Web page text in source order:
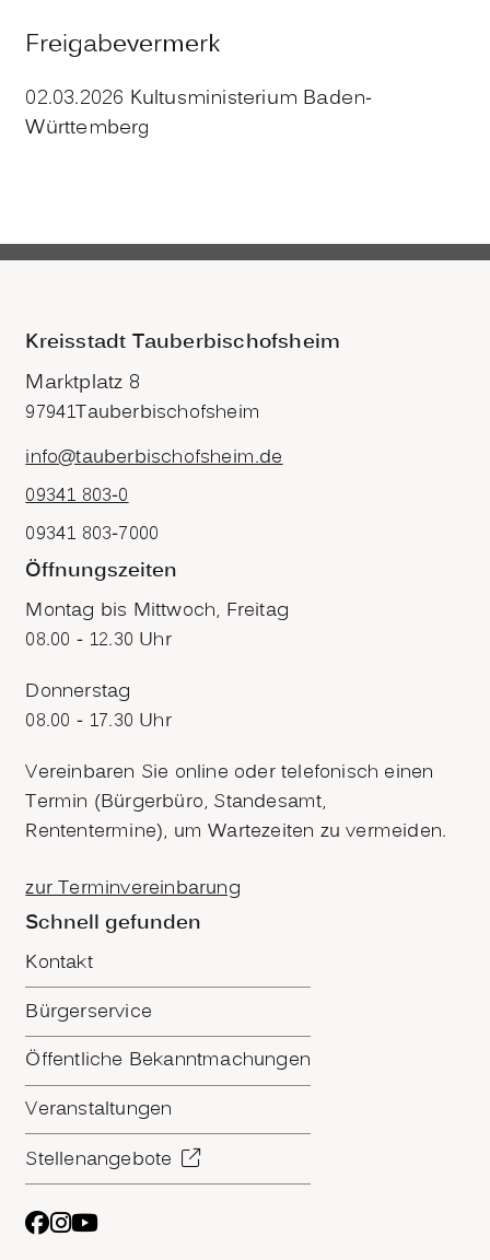
Freigabevermerk
02.03.2026 Kultusministerium Baden-
Württemberg
Kreisstadt Tauberbischofsheim
Marktplatz 8
97941Tauberbischofsheim
info@tauberbischofsheim.de
09341 803-0
09341 803-7000
Öffnungszeiten
Montag bis Mittwoch, Freitag
08.00 - 12.30 Uhr
Donnerstag
08.00 - 17.30 Uhr
Vereinbaren Sie online oder telefonisch einen
Termin (Bürgerbüro, Standesamt,
Rententermine), um Wartezeiten zu vermeiden.
zur Terminvereinbarung
Schnell gefunden
Kontakt
Bürgerservice
Öffentliche Bekanntmachungen
Veranstaltungen
Stellenangebote